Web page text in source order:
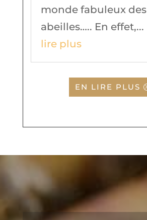
monde fabuleux des
abeilles….. En effet,...
lire plus
EN LIRE PLUS